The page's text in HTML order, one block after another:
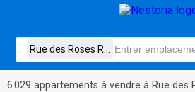
6 029 appartements à vendre à Rue des